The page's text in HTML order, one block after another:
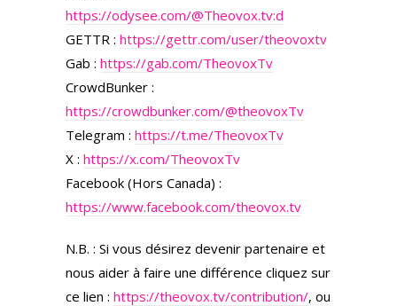
https://odysee.com/@Theovox.tv:d
GETTR : https://gettr.com/user/theovoxtv
Gab : https://gab.com/TheovoxTv
CrowdBunker :
https://crowdbunker.com/@theovoxTv
Telegram : https://t.me/TheovoxTv
X : https://x.com/TheovoxTv
Facebook (Hors Canada) :
https://www.facebook.com/theovox.tv
N.B. : Si vous désirez devenir partenaire et
nous aider à faire une différence cliquez sur
ce lien : https://theovox.tv/contribution/, ou